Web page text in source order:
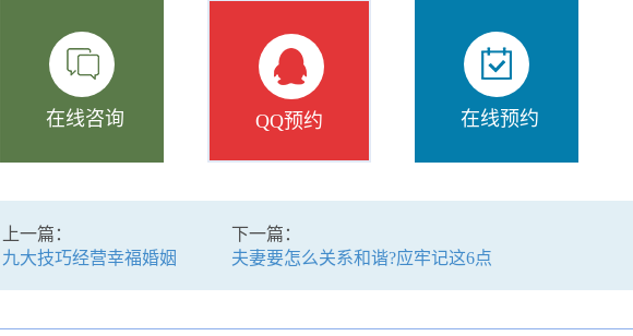
在线咨询 QQ预约 在线预约
上一篇：
九大技巧经营幸福婚姻
下一篇：
夫妻要怎么关系和谐?应牢记这6点